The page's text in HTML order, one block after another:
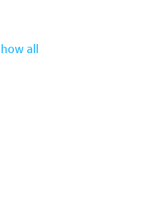
all